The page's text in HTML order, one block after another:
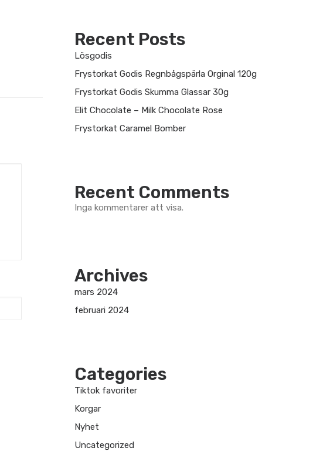
Recent Posts
Lösgodis
Frystorkat Godis Regnbågspärla Orginal 120g
Frystorkat Godis Skumma Glassar 30g
Elit Chocolate – Milk Chocolate Rose
Frystorkat Caramel Bomber
Recent Comments
Inga kommentarer att visa.
Archives
mars 2024
februari 2024
Categories
Tiktok favoriter
Korgar
Nyhet
Uncategorized